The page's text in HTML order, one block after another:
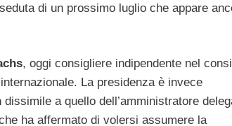
di un prossimo luglio che appare
, oggi consigliere indipendente nel
La presidenza è invece
a quello dell’amministratore
ha affermato di volersi assumere la